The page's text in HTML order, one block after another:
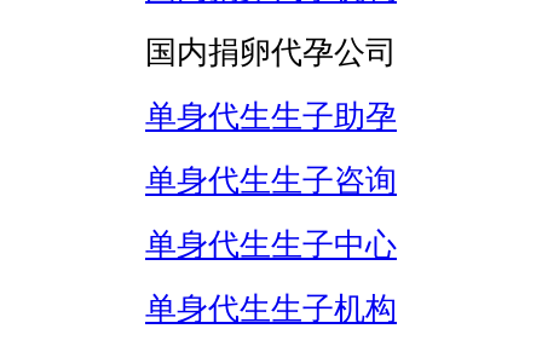
国内捐卵代孕公司
单身代生生子助孕
单身代生生子咨询
单身代生生子中心
单身代生生子机构